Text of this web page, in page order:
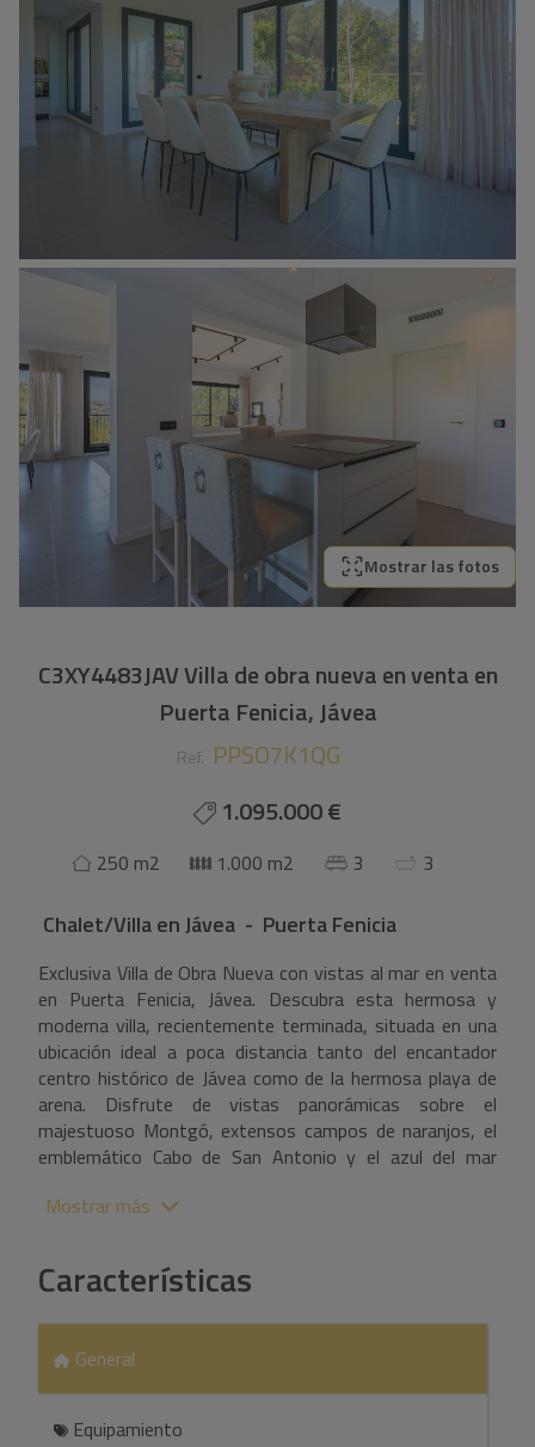
Mostrar las fotos
C3XY4483JAV Villa de obra nueva en venta en
Puerta Fenicia, Jávea
Ref. PPSO7K1QG
1.095.000 €
250 m2 1.000 m2 3 3
Chalet/VillaenJávea - Puerta Fenicia
Exclusiva Villa de Obra Nueva con vistas al mar en venta
en Puerta Fenicia, Jávea. Descubra esta hermosa y
moderna villa, recientemente terminada, situada en una
ubicación ideal a poca distancia tanto del encantador
centro histórico de Jávea como de la hermosa playa de
arena. Disfrute de vistas panorámicas sobre el
majestuoso Montgó, extensos campos de naranjos, el
emblemático Cabo de San Antonio y el azul del mar
ofrece un equilibrio perfecto entre lujo y funcionalidad. La
donde los grandes ventanales no sólo proporcionan
abundante luz natural, sino que también ofrecen amplias
amplia isla de cocina. También hay un práctico lavadero
con acceso directo desde la cocina y un aseo de
invitados. Las ventanas correderas de la cocina dan
Mostrar más
Características
General
Equipamiento